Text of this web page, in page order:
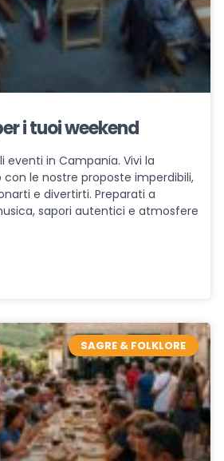
i tuoi weekend
eventi in Campania. Vivi la
le nostre proposte imperdibili,
e divertirti. Preparati a
sapori autentici e atmosfere
SAGRE & FOLKLORE